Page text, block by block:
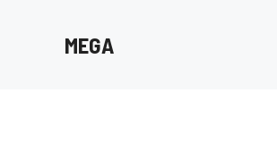
MEGA